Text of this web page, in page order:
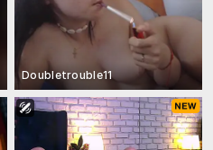
Doubletrouble11